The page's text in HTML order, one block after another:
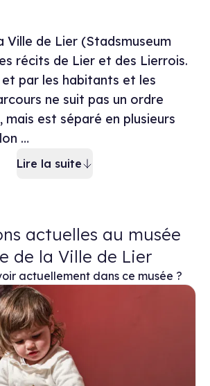
Description du
Ville de Lier (Stadsmuseum
récits de Lier et des Lierrois.
par les habitants et les
ne suit pas un ordre
mais est séparé en plusieurs
…
Lire la suite
actuelles au musée
de la Ville de Lier
actuellement dans ce musée ?